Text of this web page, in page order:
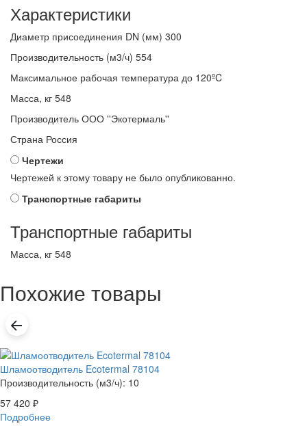
Характеристики
Диаметр присоединения DN (мм) 300
Производительность (м3/ч) 554
Максимальное рабочая температура до 120ºC
Масса, кг 548
Производитель ООО ''Экотермаль''
Страна Россия
Чертежи
Чертежей к этому товару не было опубликованно.
Транспортные габариты
Транспортные габариты
Масса, кг 548
Похожие товары
Шламоотводитель Ecotermal 78104
Производительность (м3/ч): 10
57 420 ₽
Подробнее